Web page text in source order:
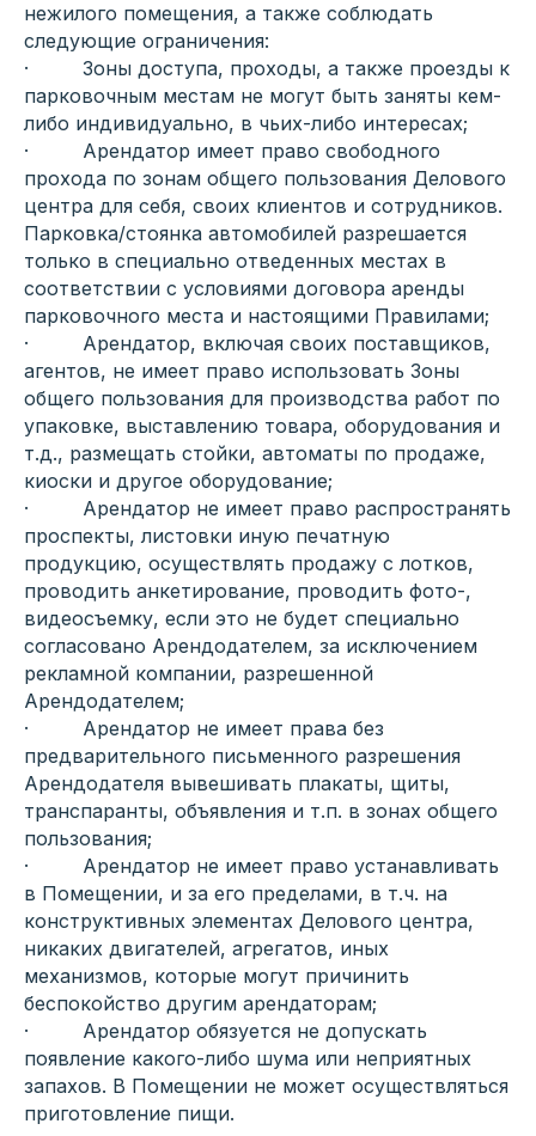
нежилого помещения, а также соблюдать
следующие ограничения:
· Зоны доступа, проходы, а также проезды к
парковочным местам не могут быть заняты кем-
либо индивидуально, в чьих-либо интересах;
· Арендатор имеет право свободного
прохода по зонам общего пользования Делового
центра для себя, своих клиентов и сотрудников.
Парковка/стоянка автомобилей разрешается
только в специально отведенных местах в
соответствии с условиями договора аренды
парковочного места и настоящими Правилами;
· Арендатор, включая своих поставщиков,
агентов, не имеет право использовать Зоны
общего пользования для производства работ по
упаковке, выставлению товара, оборудования и
т.д., размещать стойки, автоматы по продаже,
киоски и другое оборудование;
· Арендатор не имеет право распространять
проспекты, листовки иную печатную
продукцию, осуществлять продажу с лотков,
проводить анкетирование, проводить фото-,
видеосъемку, если это не будет специально
согласовано Арендодателем, за исключением
рекламной компании, разрешенной
Арендодателем;
· Арендатор не имеет права без
предварительного письменного разрешения
Арендодателя вывешивать плакаты, щиты,
транспаранты, объявления и т.п. в зонах общего
пользования;
· Арендатор не имеет право устанавливать
в Помещении, и за его пределами, в т.ч. на
конструктивных элементах Делового центра,
никаких двигателей, агрегатов, иных
механизмов, которые могут причинить
беспокойство другим арендаторам;
· Арендатор обязуется не допускать
появление какого-либо шума или неприятных
запахов. В Помещении не может осуществляться
приготовление пищи.